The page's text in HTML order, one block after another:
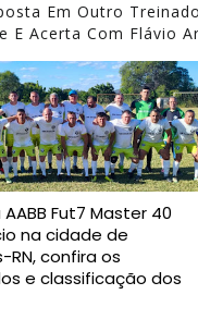
Em Outro
E Acerta Com Flávio
Fut7 Master 40
na cidade de
RN, confira os
e classificação dos